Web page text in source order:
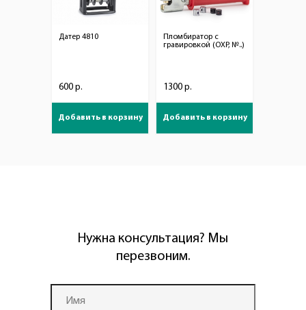
Датер 4810
600 р.
Добавить в корзину
Пломбиратор с
гравировкой (ОХР, №..)
1300 р.
Добавить в корзину
Нужна консультация? Мы
перезвоним.